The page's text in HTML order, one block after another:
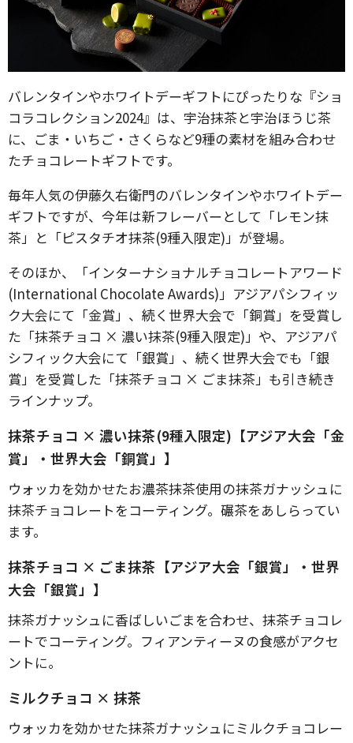
バレンタインやホワイトデーギフトにぴったりな『ショ
コラコレクション2024』は、宇治抹茶と宇治ほうじ茶
に、ごま・いちご・さくらなど9種の素材を組み合わせ
たチョコレートギフトです。
毎年人気の伊藤久右衛門のバレンタインやホワイトデー
ギフトですが、今年は新フレーバーとして「レモン抹
茶」と「ピスタチオ抹茶(9種入限定)」が登場。
そのほか、「インターナショナルチョコレートアワード
(International Chocolate Awards)」アジアパシフィッ
ク大会にて「金賞」、続く世界大会で「銅賞」を受賞し
た「抹茶チョコ × 濃い抹茶(9種入限定)」や、アジアパ
シフィック大会にて「銀賞」、続く世界大会でも「銀
賞」を受賞した「抹茶チョコ × ごま抹茶」も引き続き
ラインナップ。
抹茶チョコ × 濃い抹茶(9種入限定)【アジア大会「金
賞」・世界大会「銅賞」】
ウォッカを効かせたお濃茶抹茶使用の抹茶ガナッシュに
抹茶チョコレートをコーティング。碾茶をあしらってい
ます。
抹茶チョコ × ごま抹茶【アジア大会「銀賞」・世界
大会「銀賞」】
抹茶ガナッシュに香ばしいごまを合わせ、抹茶チョコレ
ートでコーティング。フィアンティーヌの食感がアクセ
ントに。
ミルクチョコ × 抹茶
ウォッカを効かせた抹茶ガナッシュにミルクチョコレー